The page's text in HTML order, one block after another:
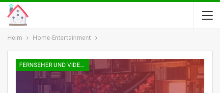
Heim Home-Entertainment
FERNSEHER UND VIDEOKONSOLEN